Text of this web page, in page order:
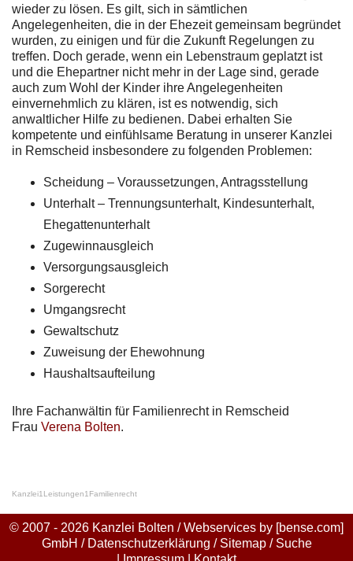
wieder zu lösen. Es gilt, sich in sämtlichen
Angelegenheiten, die in der Ehezeit gemeinsam begründet
wurden, zu einigen und für die Zukunft Regelungen zu
treffen. Doch gerade, wenn ein Lebenstraum geplatzt ist
und die Ehepartner nicht mehr in der Lage sind, gerade
auch zum Wohl der Kinder ihre Angelegenheiten
einvernehmlich zu klären, ist es notwendig, sich
anwaltlicher Hilfe zu bedienen. Dabei erhalten Sie
kompetente und einfühlsame Beratung in unserer Kanzlei
in Remscheid insbesondere zu folgenden Problemen:
Scheidung – Voraussetzungen, Antragsstellung
Unterhalt – Trennungsunterhalt, Kindesunterhalt,
Ehegattenunterhalt
Zugewinnausgleich
Versorgungsausgleich
Sorgerecht
Umgangsrecht
Gewaltschutz
Zuweisung der Ehewohnung
Haushaltsaufteilung
Ihre Fachanwältin für Familienrecht in Remscheid
Frau Verena Bolten.
Kanzlei1 Leistungen1 Familienrecht
© 2007 - 2026 Kanzlei Bolten / Webservices by [bense.com]
GmbH / Datenschutzerklärung / Sitemap/ Suche